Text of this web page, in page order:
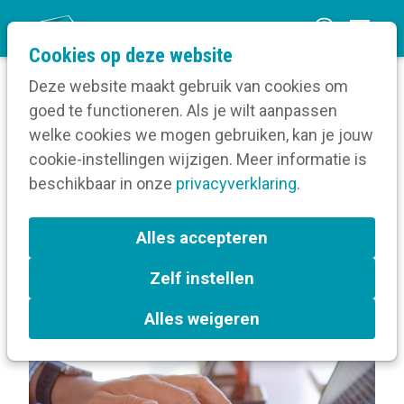
Cookies op deze website
Deze website maakt gebruik van cookies om
goed te functioneren. Als je wilt aanpassen
welke cookies we mogen gebruiken, kan je jouw
cookie-instellingen wijzigen. Meer informatie is
beschikbaar in onze privacyverklaring.
Alles accepteren
Zelf instellen
Alles weigeren
n
m
Home
Berichten over Persberichten
Berichten over
Persberichten
a
l
Persberichten